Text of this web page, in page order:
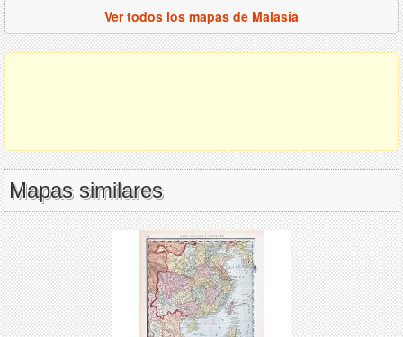
Ver todos los mapas de Malasia
Mapas similares